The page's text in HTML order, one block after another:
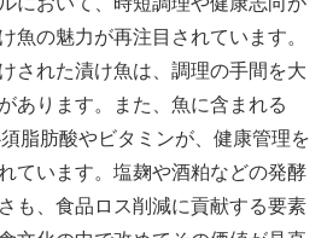
魚の魅力が再注目されています。
された漬け魚は、調理の手間を大
あります。また、魚に含まれる
脂肪酸やビタミンが、健康管理を
ています。塩麹や酒粕などの発酵
も、食品ロス削減に貢献する要素